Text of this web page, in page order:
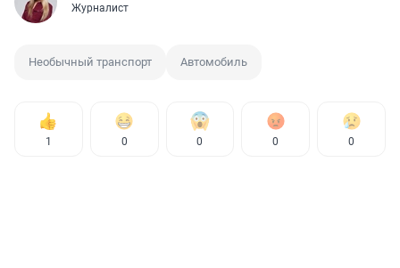
Журналист
Необычный транспорт Автомобиль
1 0 0 0 0